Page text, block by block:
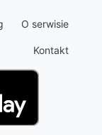
O serwisie
Kontakt